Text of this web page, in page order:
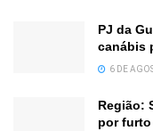
PJ da
canábis
6 DE
Região:
por